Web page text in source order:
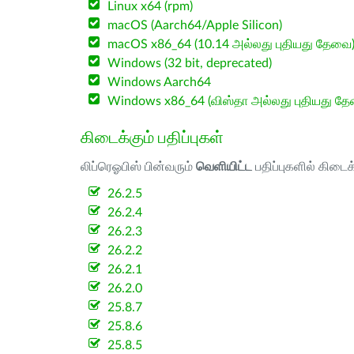
Linux x64 (rpm)
macOS (Aarch64/Apple Silicon)
macOS x86_64 (10.14 அல்லது புதியது தேவை)
Windows (32 bit, deprecated)
Windows Aarch64
Windows x86_64 (விஸ்தா அல்லது புதியது
கிடைக்கும் பதிப்புகள்
லிப்ரெஓபிஸ் பின்வரும் வெளியிட்ட பதிப்புகளில்
26.2.5
26.2.4
26.2.3
26.2.2
26.2.1
26.2.0
25.8.7
25.8.6
25.8.5